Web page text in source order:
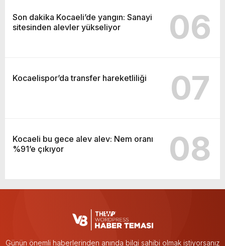
Son dakika Kocaeli’de yangın: Sanayi
sitesinden alevler yükseliyor
06
Kocaelispor’da transfer hareketliliği 07
Kocaeli bu gece alev alev: Nem oranı
%91’e çıkıyor
08
Günün önemli haberlerinden anında bilgi sahibi olmak istiyorsanız